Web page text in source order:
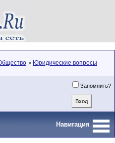
> Юридические вопросы
Запомнить?
Навигация